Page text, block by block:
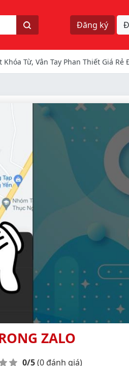
Tìm kiếm
Đăng ký
Khóa Từ, Vân Tay Phan Thiết Giá Rẻ
ZALO
giá 0/5(0 đánh giá)